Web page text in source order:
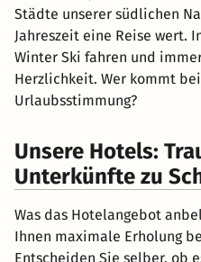
Städte unserer südlichen
Jahreszeit eine Reise wert.
Winter Ski fahren und
Herzlichkeit. Wer kommt
Urlaubsstimmung?
Unsere Hotels:
Unterkünfte zu
Was das Hotelangebot
Ihnen maximale Erholung
Entscheiden Sie selber, ob